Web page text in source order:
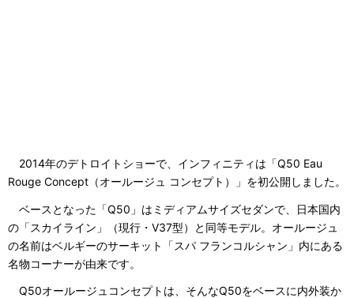
2014年のデトロイトショーで、インフィニティは「Q50 Eau
Rouge Concept（オールージュ コンセプト）」を初公開しました。
ベースとなった「Q50」はミディアムサイズセダンで、日本国内
の「スカイライン」（現行・V37型）と同等モデル。オールージュ
の名前はベルギーのサーキット「スパ フランコルシャン」内にある
名物コーナーが由来です。
Q50オールージュコンセプトは、そんなQ50をベースに内外装か